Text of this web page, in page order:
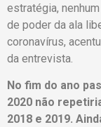
estratégia,
de poder da ala
coronavírus,
da entrevista.
No fim do ano
2020 não
2018 e 2019.